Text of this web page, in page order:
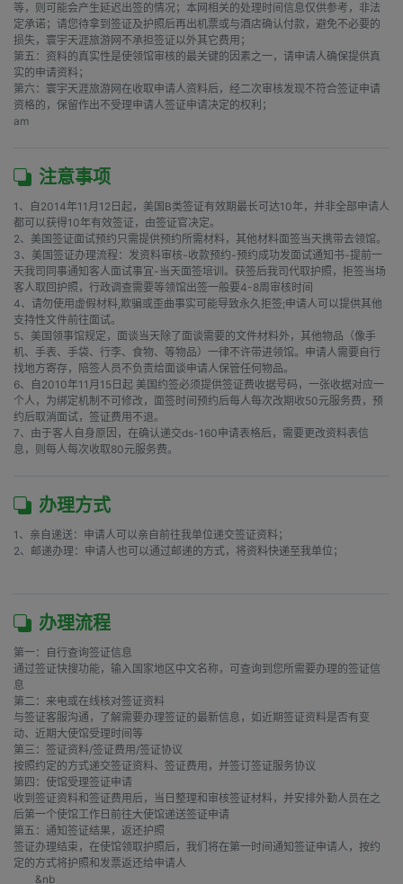
等，则可能会产生延迟出签的情况；本网相关的处理时间信息仅供参考，非法
定承诺；请您待拿到签证及护照后再出机票或与酒店确认付款，避免不必要的
损失，寰宇天涯旅游网不承担签证以外其它费用；
第五：资料的真实性是使领馆审核的最关键的因素之一，请申请人确保提供真
实的申请资料；
第六：寰宇天涯旅游网在收取申请人资料后，经二次审核发现不符合签证申请
资格的，保留作出不受理申请人签证申请决定的权利；
am
注意事项
1、自2014年11月12日起，美国B类签证有效期最长可达10年，并非全部申请人
都可以获得10年有效签证，由签证官决定。
2、美国签证面试预约只需提供预约所需材料，其他材料面签当天携带去领馆。
3、美国签证办理流程：发资料审核-收款预约-预约成功发面试通知书-提前一
天我司同事通知客人面试事宜-当天面签培训。获签后我司代取护照，拒签当场
客人取回护照，行政调查需要等领馆出签一般要4-8周审核时间
4、请勿使用虚假材料,欺骗或歪曲事实可能导致永久拒签;申请人可以提供其他
支持性文件前往面试。
5、美国领事馆规定，面谈当天除了面谈需要的文件材料外，其他物品（像手
机、手表、手袋、行李、食物、等物品）一律不许带进领馆。申请人需要自行
找地方寄存，陪签人员不负责给面谈申请人保管任何物品。
6、自2010年11月15日起 美国约签必须提供签证费收据号码，一张收据对应一
个人，为绑定机制不可修改，面签时间预约后每人每次改期收50元服务费，预
约后取消面试，签证费用不退。
7、由于客人自身原因，在确认递交ds-160申请表格后，需要更改资料表信
息，则每人每次收取80元服务费。
办理方式
1、亲自递送：申请人可以亲自前往我单位递交签证资料；
2、邮递办理：申请人也可以通过邮递的方式，将资料快递至我单位；
办理流程
第一：自行查询签证信息
通过签证快搜功能，输入国家地区中文名称，可查询到您所需要办理的签证信
息
第二：来电或在线核对签证资料
与签证客服沟通，了解需要办理签证的最新信息，如近期签证资料是否有变
动、近期大使馆受理时间等
第三：签证资料/签证费用/签证协议
按照约定的方式递交签证资料、签证费用，并签订签证服务协议
第四：使馆受理签证申请
收到签证资料和签证费用后，当日整理和审核签证材料，并安排外勤人员在之
后第一个使馆工作日前往大使馆递送签证申请
第五：通知签证结果，返还护照
签证办理结束，在使馆领取护照后，我们将在第一时间通知签证申请人，按约
定的方式将护照和发票返还给申请人
&nb